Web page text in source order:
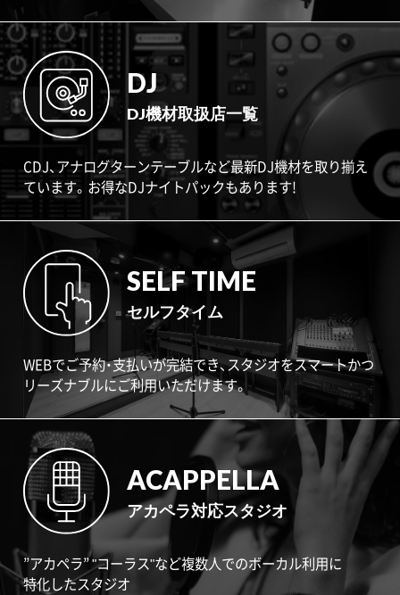
DJ
DJ機材取扱店一覧
CDJ、アナログターンテーブルなど最新DJ機材を取り揃え
ています。お得なDJナイトパックもあります!
SELF TIME
セルフタイム
WEBでご予約・支払いが完結でき、スタジオをスマートかつ
リーズナブルにご利用いただけます。
ACAPPELLA
アカペラ対応スタジオ
”アカペラ” "コーラス"など複数人でのボーカル利用に
特化したスタジオ